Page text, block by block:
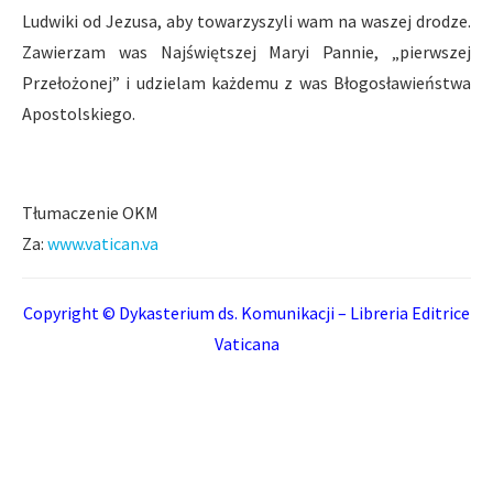
Ludwiki od Jezusa, aby towarzyszyli wam na waszej drodze.
Zawierzam was Najświętszej Maryi Pannie, „pierwszej
Przełożonej” i udzielam każdemu z was Błogosławieństwa
Apostolskiego.
Tłumaczenie OKM
Za: www.vatican.va
Copyright © Dykasterium ds. Komunikacji – Libreria Editrice
Vaticana